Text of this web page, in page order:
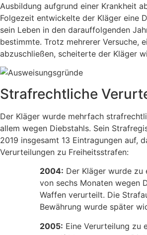
Ausbildung aufgrund einer Krankheit
Folgezeit entwickelte der Kläger eine
sein Leben in den darauffolgenden
bestimmte. Trotz mehrerer Versuche,
abzuschließen, scheiterte der Kläger
Strafrechtliche
Der Kläger wurde mehrfach
allem wegen Diebstahls. Sein
2019 insgesamt 13 Eintragungen auf,
Verurteilungen zu Freiheitsstrafen:
2004: Der Kläger wurde zu
von sechs Monaten wegen
Waffen verurteilt. Die
Bewährung wurde später
2005: Eine Verurteilung zu